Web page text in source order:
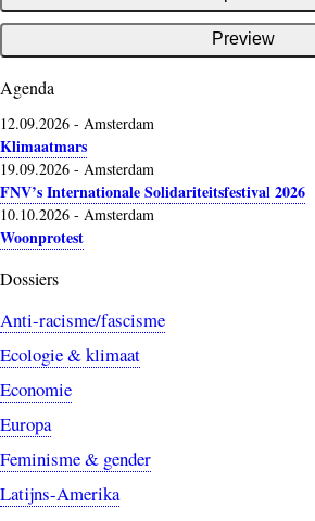
Agenda
12.09.2026 - Amsterdam
Klimaatmars
19.09.2026 - Amsterdam
FNV’s Internationale Solidariteitsfestival 2026
10.10.2026 - Amsterdam
Woonprotest
Dossiers
Anti-racisme/fascisme
Ecologie & klimaat
Economie
Europa
Feminisme & gender
Latijns-Amerika